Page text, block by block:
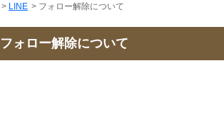
> LINE > フォロー解除について
フォロー解除について